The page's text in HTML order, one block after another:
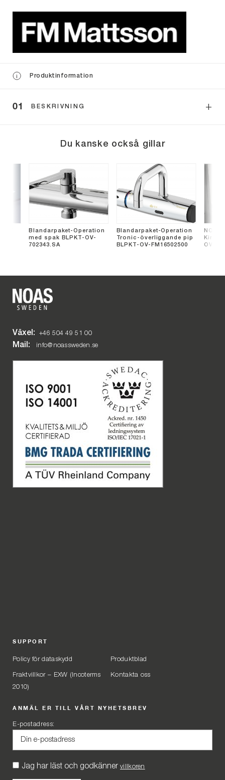
i Produktinformation
BESKRIVNING
Du kanske också gillar
Blandarpaket-Operation
med spak BLPKT-OV-
702343.SA
Blandarpaket-Operation
Tronic-överliggande pip
BLPKT-OV-FM16502500
Växel: +46 504 49 51 00
Mail: info@noassweden.se
SUPPORT
Policy för dataskydd Produktblad
Fraktvillkor – EXW (Incoterms
2010)
Kontakta oss
ANMÄL ER TILL VÅRT NYHETSBREV
E-postadress:
Jag har läst och godkänner villkoren